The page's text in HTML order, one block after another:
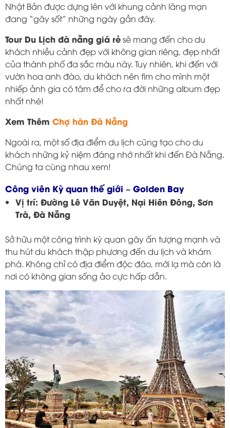
Nhật Bản được dựng lên với khung cảnh lãng mạn
đang “gây sốt” những ngày gần đây.
Tour Du Lịch đà nẵng giá rẻsẽ mang đến cho du
khách nhiều cảnh đẹp với không gian riêng, đẹp nhất
của thành phố đa sắc màu này. Tuy nhiên, khi đến với
vườn hoa anh đào, du khách nên tìm cho mình một
nhiếp ảnh gia có tâm để cho ra đời những album đẹp
nhất nhé!
Xem Thêm Chợ hàn Đà Nẵng
Ngoài ra, một số địa điểm du lịch cũng tạo cho du
khách những kỷ niệm đáng nhớ nhất khi đến Đà Nẵng.
Chúng ta cùng nhau xem!
Công viên Kỳ quan thế giới – Golden Bay
Vị trí: Đường Lê Văn Duyệt, Nại Hiên Đông, Sơn
Trà, Đà Nẵng
Sở hữu một công trình kỳ quan gây ấn tượng mạnh và
thu hút du khách thập phương đến du lịch và khám
phá. Không chỉ có địa điểm độc đáo, mới lạ mà còn là
nơi có không gian sống ảo cực hấp dẫn.